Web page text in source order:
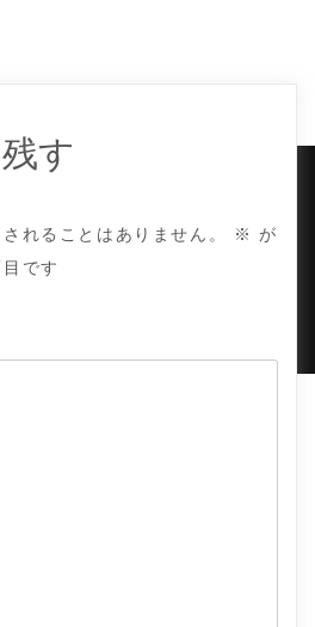
す
れることはありません。 ※
が
です